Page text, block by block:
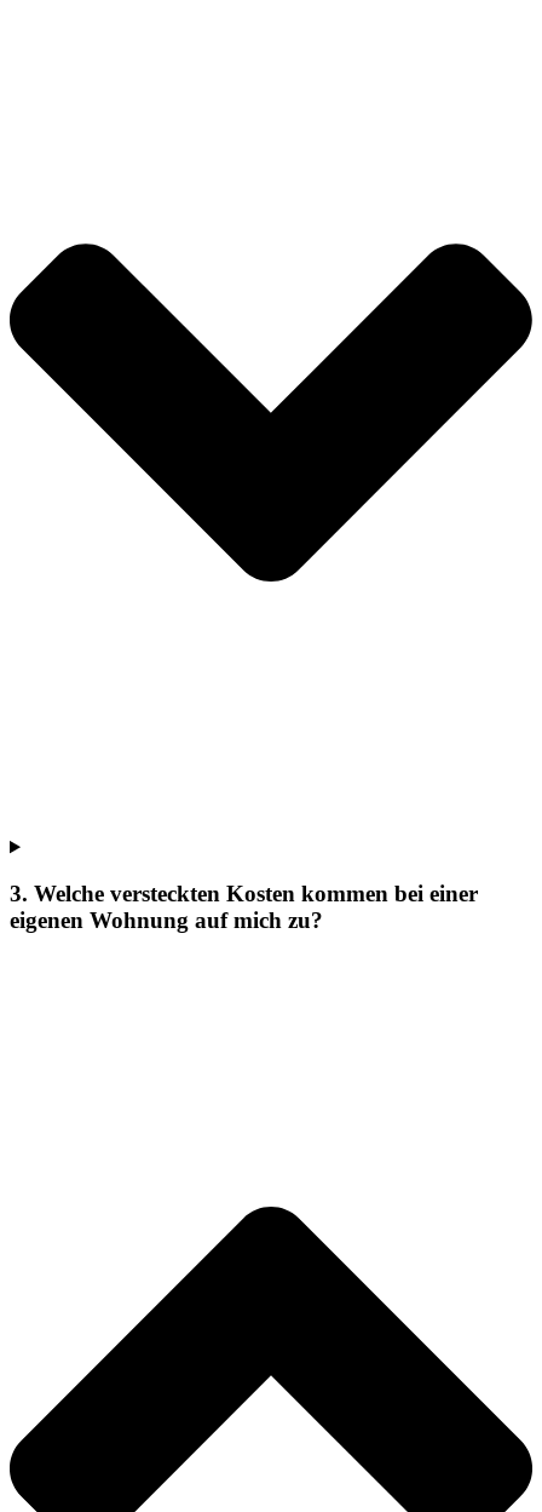
3. Welche versteckten Kosten kommen bei einer
eigenen Wohnung auf mich zu?